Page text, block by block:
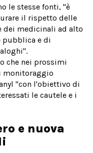
le stesse fonti, "è
il rispetto delle
dei medicinali ad alto
pubblica e di
che nei prossimi
monitoraggio
"con l'obiettivo di
le cautele e i
e nuova